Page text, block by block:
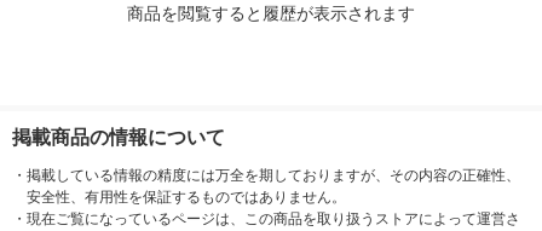
商品を閲覧すると履歴が表示されます
掲載商品の情報について
・ 掲載している情報の精度には万全を期しておりますが、その内容の正確性、
安全性、有用性を保証するものではありません。
・ 現在ご覧になっているページは、この商品を取り扱うストアによって運営さ